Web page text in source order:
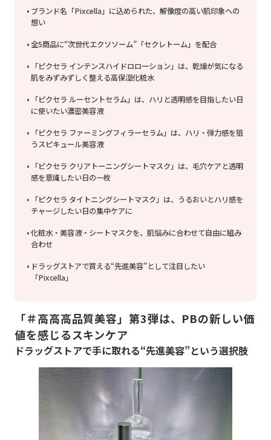
ブランド名「Pixcella」に込められた、解像度の高い肌印象への
想い
全5商品に“次世代エクソソーム”「セクレトーム」を配合
「ピクセラ インテンスハイドロローション」は、乾燥が気になる
肌をみずみずしく整える高保湿化粧水
「ピクセラ ルーセントセラム」は、ハリと透明感を目指したい日
に使いたい濃密美容液
「ピクセラ ファーミングフィラーセラム」は、ハリ・弾力感を狙
うスピキュール美容液
「ピクセラ クリアトーニングシートマスク」は、毛穴ケアと透明
感を意識したい日の一枚
「ピクセラ タイトニングシートマスク」は、うるおいとハリ感を
チャージしたい日の集中ケアに
化粧水・美容液・シートマスクを、肌悩みに合わせて自由に組み
合わせ
ドラッグストアで買える“先進美容”として注目したい
「Pixcella」
「＃高高高品質美容」第3弾は、PBの新しい価
値を感じるスキンケア
ドラッグストアで手に取れる“先進美容”という選択肢